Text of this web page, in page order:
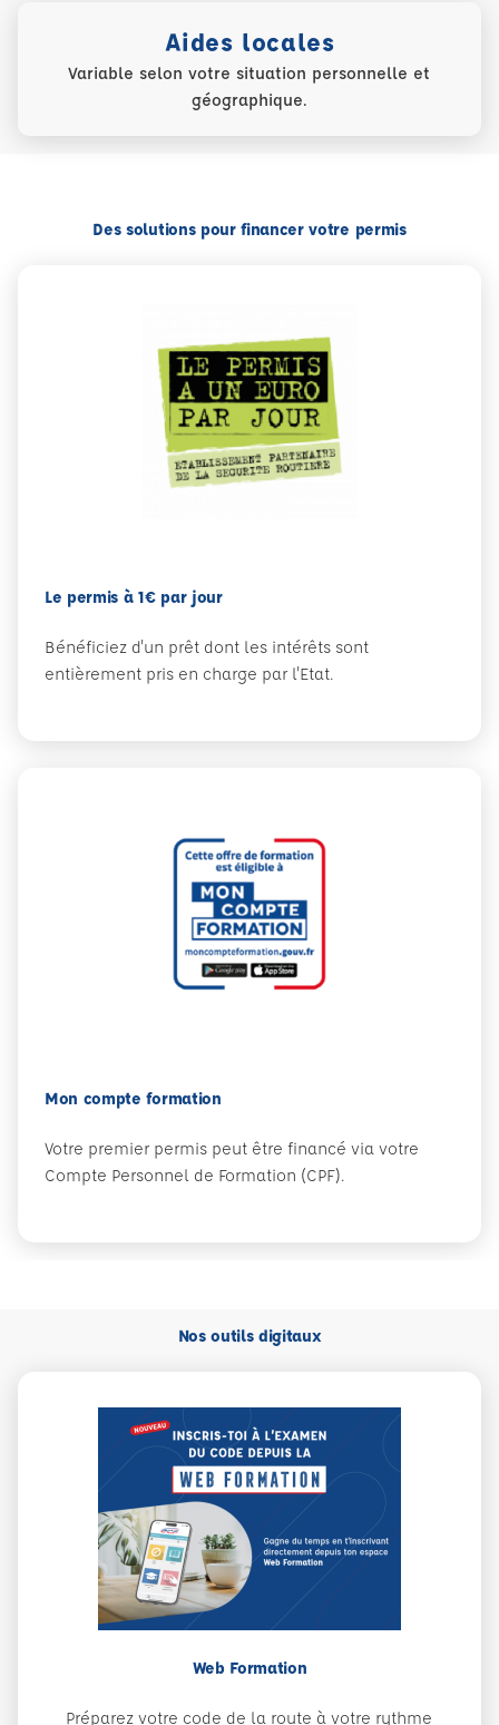
Aides locales
Variable selon votre situation personnelle et
géographique.
Des solutions pour financer votre permis
Le permis à 1€ par jour
Bénéficiez d'un prêt dont les intérêts sont
entièrement pris en charge par l'Etat.
Mon compte formation
Votre premier permis peut être financé via votre
Compte Personnel de Formation (CPF).
Nos outils digitaux
Web Formation
Préparez votre code de la route à votre rythme